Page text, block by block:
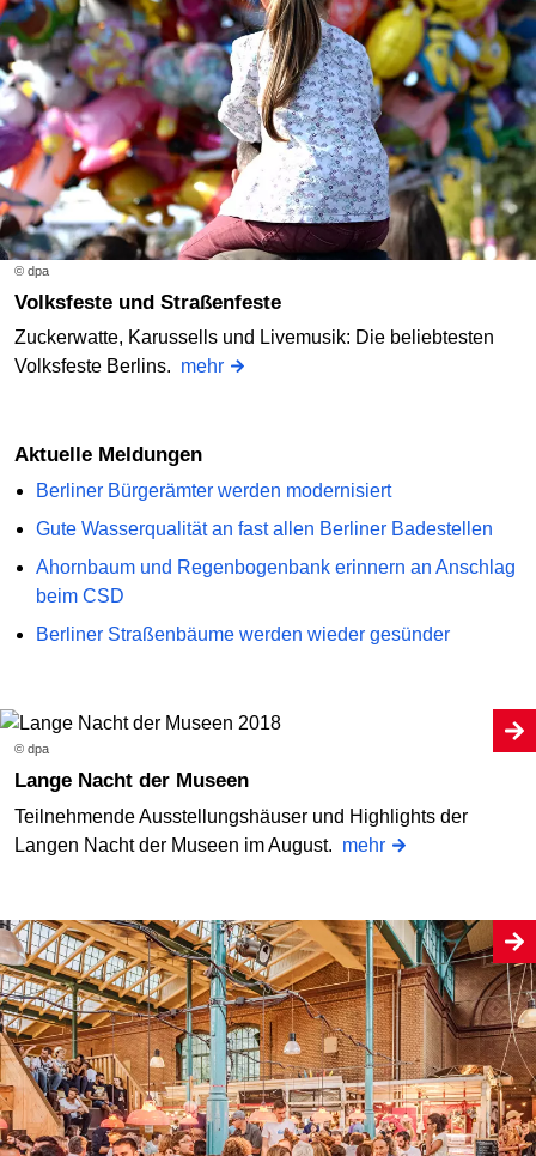
© dpa
Volksfeste und Straßenfeste
Zuckerwatte, Karussells und Livemusik: Die beliebtesten
Volksfeste Berlins. mehr
Aktuelle Meldungen
Berliner Bürgerämter werden modernisiert
Gute Wasserqualität an fast allen Berliner Badestellen
Ahornbaum und Regenbogenbank erinnern an Anschlag
beim CSD
Berliner Straßenbäume werden wieder gesünder
© dpa
Lange Nacht der Museen
Teilnehmende Ausstellungshäuser und Highlights der
Langen Nacht der Museen im August. mehr